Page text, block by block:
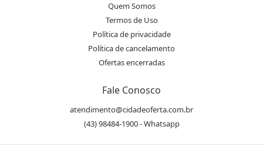
de Cashback pelo App! Saiba mais
Oferta encerrada
Receba as novidades do Cidade
Oferta no seu WhatsApp!
Quem Somos
Termos de Uso
Política de privacidade
Política de cancelamento
Ofertas encerradas
Fale Conosco
atendimento@cidadeoferta.com.br
(43) 98484-1900 - Whatsapp